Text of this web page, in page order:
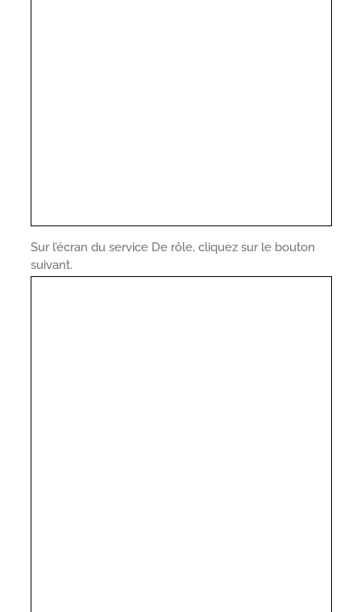
Sur l’écran du service De rôle, cliquez sur le bouton
suivant.